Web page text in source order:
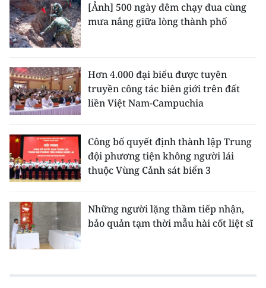
[Ảnh] 500 ngày đêm chạy đua cùng
mưa nắng giữa lòng thành phố
Hơn 4.000 đại biểu được tuyên
truyền công tác biên giới trên đất
liền Việt Nam-Campuchia
Công bố quyết định thành lập Trung
đội phương tiện không người lái
thuộc Vùng Cảnh sát biển 3
Những người lặng thầm tiếp nhận,
bảo quản tạm thời mẫu hài cốt liệt sĩ